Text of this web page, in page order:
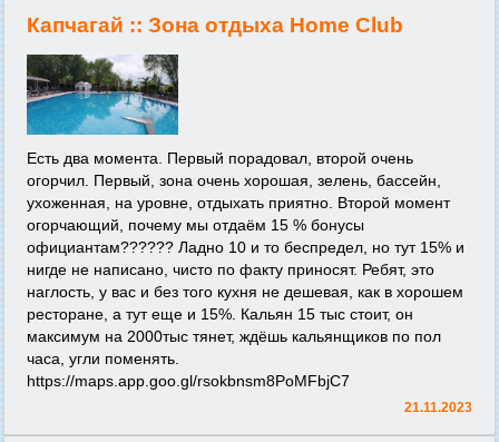
Капчагай :: Зона отдыха Home Club
Есть два момента. Первый порадовал, второй очень
огорчил. Первый, зона очень хорошая, зелень, бассейн,
ухоженная, на уровне, отдыхать приятно. Второй момент
огорчающий, почему мы отдаём 15 % бонусы
официантам?????? Ладно 10 и то беспредел, но тут 15% и
нигде не написано, чисто по факту приносят. Ребят, это
наглость, у вас и без того кухня не дешевая, как в хорошем
ресторане, а тут еще и 15%. Кальян 15 тыс стоит, он
максимум на 2000тыс тянет, ждёшь кальянщиков по пол
часа, угли поменять.
https://maps.app.goo.gl/rsokbnsm8PoMFbjC7
21.11.2023